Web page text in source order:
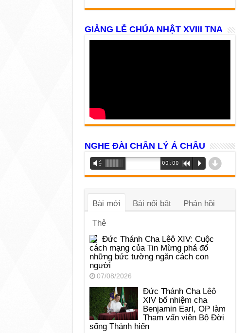
GIẢNG LỄ CHÚA NHẬT XVIII TNA
NGHE ĐÀI CHÂN LÝ Á CHÂU
Trình
phát
âm
Vm 00:00 R P d
Bài mới Bài nổi bật Phản hồi
Thẻ
Đức Thánh Cha Lêô XIV: Cuộc
cách mạng của Tin Mừng phá đổ
những bức tường ngăn cách con
người
07/08/2026
Đức Thánh Cha Lêô
XIV bổ nhiệm cha
Benjamin Earl, OP làm
Tham vấn viên Bộ Đời
sống Thánh hiến